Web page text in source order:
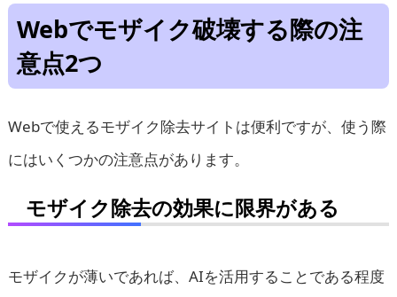
Webでモザイク破壊する際の注
意点2つ
Webで使えるモザイク除去サイトは便利ですが、使う際
にはいくつかの注意点があります。
モザイク除去の効果に限界がある
モザイクが薄いであれば、AIを活用することである程度